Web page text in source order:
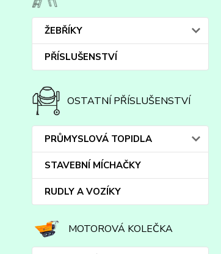
ŽEBŘÍKY
PŘÍSLUŠENSTVÍ
OSTATNÍ PŘÍSLUŠENSTVÍ
PRŮMYSLOVÁ TOPIDLA
STAVEBNÍ MÍCHAČKY
RUDLY A VOZÍKY
MOTOROVÁ KOLEČKA